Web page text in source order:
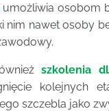
umożliwia osobom
nim nawet osoby
szkolenia
kolejnych
szczebla jako